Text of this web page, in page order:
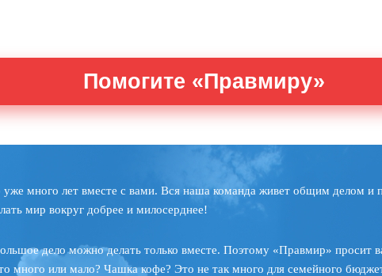
Помогите «Правмиру»
много лет вместе с вами. Вся наша команда живет общим делом и
мир вокруг добрее и милосерднее!
дело можно делать только вместе. Поэтому «Правмир» просит
много или мало? Чашка кофе? Это не так много для семейного